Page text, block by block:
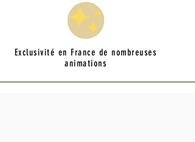
Exclusivité en France de nombreuses
animations